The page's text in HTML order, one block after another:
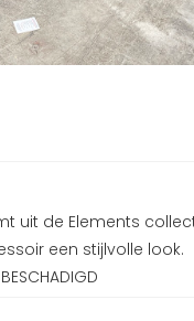
uit de Elements
een stijlvolle look.